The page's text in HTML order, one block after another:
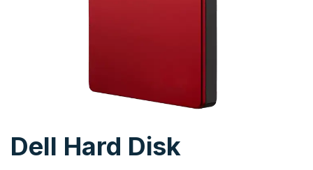
Dell Hard Disk